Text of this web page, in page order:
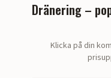
Dränering –
Klicka på din